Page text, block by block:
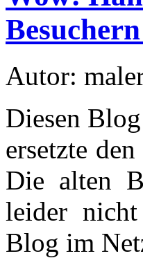
Autor:
Diesen
ersetzte
Die alten
leider
Blog im